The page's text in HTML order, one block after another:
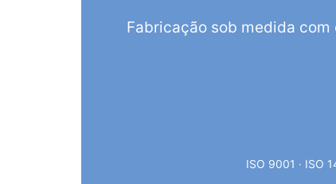
Fabricação sob medida
ISO 9001 · ISO